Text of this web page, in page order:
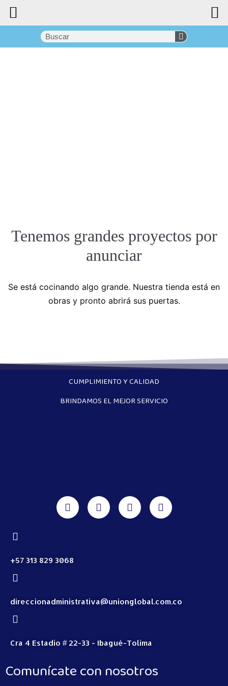
Tenemos grandes proyectos por
anunciar
Se está cocinando algo grande. Nuestra tienda está en
obras y pronto abrirá sus puertas.
CUMPLIMIENTO Y CALIDAD
BRINDAMOS EL MEJOR SERVICIO
+57 313 829 3068
direccionadministrativa@unionglobal.com.co
Cra 4 Estadio # 22-33 - Ibagué-Tolima
Comunícate con nosotros